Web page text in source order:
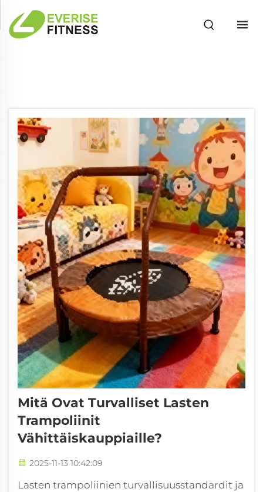
Mitä Ovat Turvalliset Lasten
Trampoliinit
Vähittäiskauppiaille?
2025-11-13 10:42:09
Lasten trampoliinien turvallisuusstandardit ja